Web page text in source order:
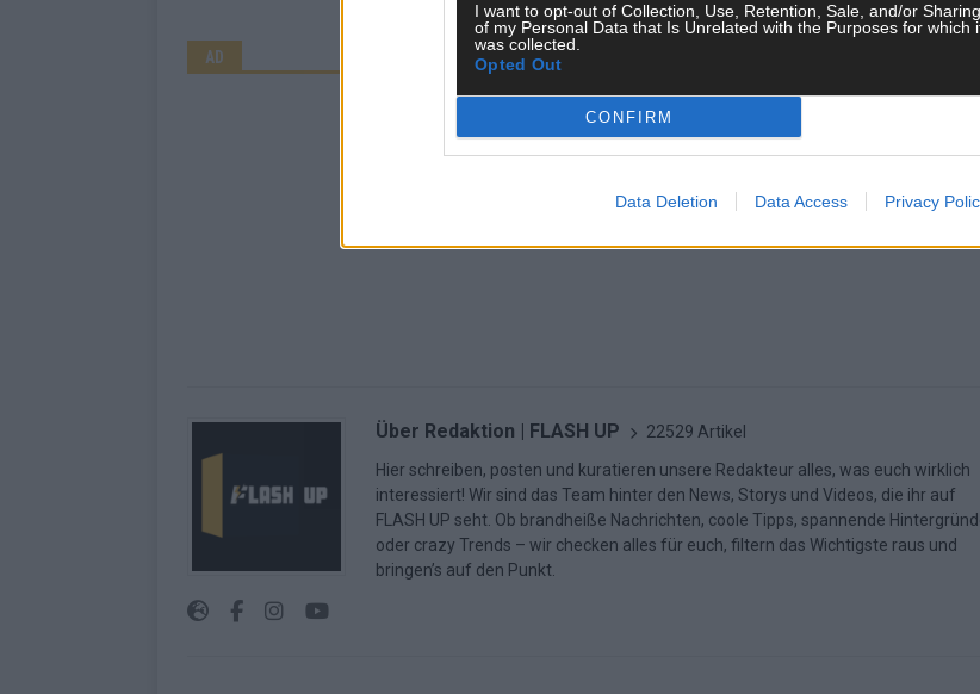
I want to opt-out of Collection, Use, Retention, Sale, and/or Sharing
of my Personal Data that Is Unrelated with the Purposes for which
was collected.
Opted Out
CONFIRM
Data Deletion Data Access Privacy
AD
Über Redaktion | FLASH UP 22529 Artikel
Hier schreiben, posten und kuratieren unsere Redakteur alles, was euch wirklich
interessiert! Wir sind das Team hinter den News, Storys und Videos, die ihr auf
FLASH UP seht. Ob brandheiße Nachrichten, coole Tipps, spannende
oder crazy Trends – wir checken alles für euch, filtern das Wichtigste raus und
bringen’s auf den Punkt.